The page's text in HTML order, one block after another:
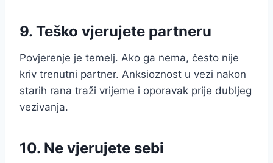
9. Teško vjerujete partneru
Povjerenje je temelj. Ako ga nema, često nije
kriv trenutni partner. Anksioznost u vezi nakon
starih rana traži vrijeme i oporavak prije dubljeg
vezivanja.
10. Ne vjerujete sebi